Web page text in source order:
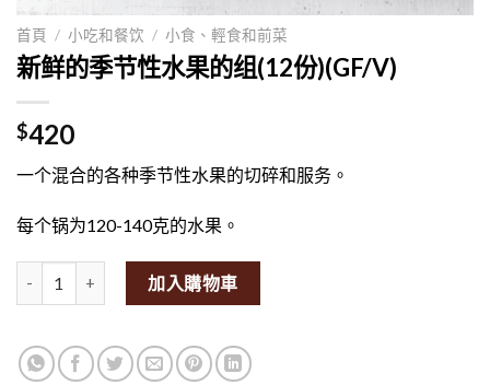
首頁 / 小吃和餐饮 / 小食、輕食和前菜
新鲜的季节性水果的组(12份)(GF/V)
$420
一个混合的各种季节性水果的切碎和服务。
每个锅为120-140克的水果。
Fresh Seasonal Fruit Medley (Set of 12) (GF/V)量
加入購物車